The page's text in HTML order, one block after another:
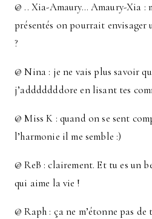
@ .. Xia-Amaury… Amaury-Xia :
présentés on pourrait envisager
?
@ Nina : je ne vais plus savoir
j’adddddddore en lisant tes
@ Miss K : quand on se sent
l’harmonie il me semble :)
@ ReB : clairement. Et tu es un
qui aime la vie !
@ Raph : ça ne m’étonne pas de